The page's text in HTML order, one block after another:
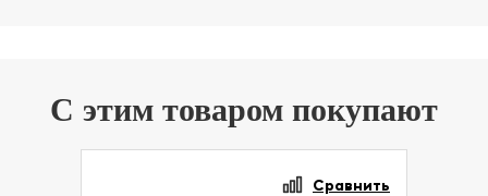
С этим товаром покупают
Сравнить